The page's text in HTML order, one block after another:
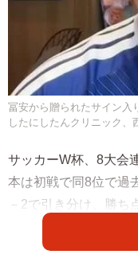
冨安から贈られたサイン入
したにしたんクリニック、
サッカーW杯、8大会
本は初戦で同8位で過
－2で引き分け、勝ち
トされたサイン入り
たにしたんクリニッ